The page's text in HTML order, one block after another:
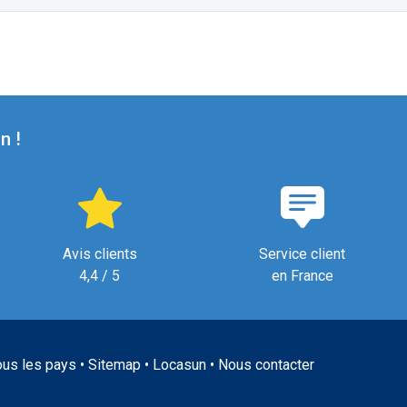
!
Avis clients
4,4 / 5
Service client
en France
les pays • Sitemap• Locasun• Nous contacter